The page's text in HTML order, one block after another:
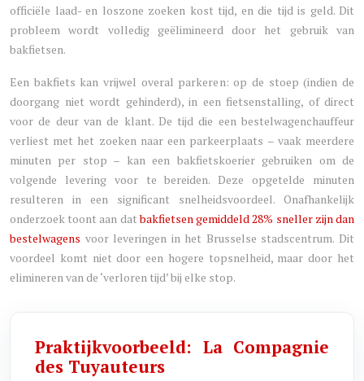
officiële laad- en loszone zoeken kost tijd, en die tijd is geld. Dit
probleem wordt volledig geëlimineerd door het gebruik van
bakfietsen.
Een bakfiets kan vrijwel overal parkeren: op de stoep (indien de
doorgang niet wordt gehinderd), in een fietsenstalling, of direct
voor de deur van de klant. De tijd die een bestelwagenchauffeur
verliest met het zoeken naar een parkeerplaats – vaak meerdere
minuten per stop – kan een bakfietskoerier gebruiken om de
volgende levering voor te bereiden. Deze opgetelde minuten
resulteren in een significant snelheidsvoordeel. Onafhankelijk
onderzoek toont aan datbakfietsen gemiddeld 28% sneller zijn dan
bestelwagens voor leveringen in het Brusselse stadscentrum. Dit
voordeel komt niet door een hogere topsnelheid, maar door het
elimineren van de ‘verloren tijd’ bij elke stop.
Praktijkvoorbeeld: La Compagnie
des Tuyauteurs